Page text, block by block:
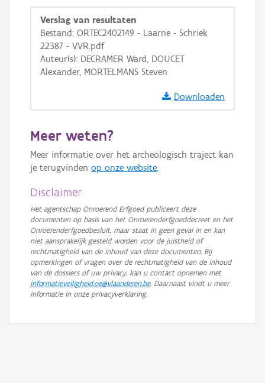
Basis Lagen
OSM-Basiskaart
Ortho
Verslag van resultaten
Bestand: ORTEC2402149 - Laarne - Schriek
22387 - VVR.pdf
Auteur(s): DECRAMER Ward, DOUCET
Alexander, MORTELMANS Steven
Downloaden
Meer weten?
Meer informatie over het archeologisch traject kan
je terugvinden op onze website.
Disclaimer
Het agentschap Onroerend Erfgoed publiceert deze
documenten op basis van het Onroerenderfgoeddecreet en het
Onroerenderfgoedbesluit, maar staat in geen geval in en kan
niet aansprakelijk gesteld worden voor de juistheid of
rechtmatigheid van de inhoud van deze documenten. Bij
opmerkingen of vragen over de rechtmatigheid van de inhoud
van de dossiers of uw privacy, kan u contact opnemen met
informatieveiligheid.oe@vlaanderen.be. Daarnaast vindt u meer
informatie in onze privacyverklaring.